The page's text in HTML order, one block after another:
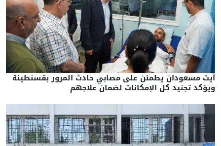
آيت مسعودان يطمئن على مصابي حادث المرور بقسنطينة
ويؤكد تجنيد كل الإمكانات لضمان علاجهم